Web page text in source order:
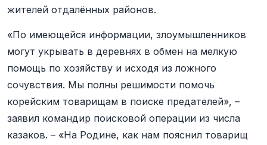
жителей отдалённых районов.
«По имеющейся информации, злоумышленников
могут укрывать в деревнях в обмен на мелкую
помощь по хозяйству и исходя из ложного
сочувствия. Мы полны решимости помочь
корейским товарищам в поиске предателей», –
заявил командир поисковой операции из числа
казаков. – «На Родине, как нам пояснил товарищ